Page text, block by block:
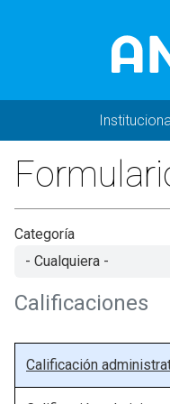
Categoría
Calificaciones
Calificación